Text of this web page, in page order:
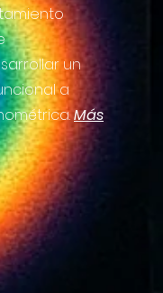
un
a
Más